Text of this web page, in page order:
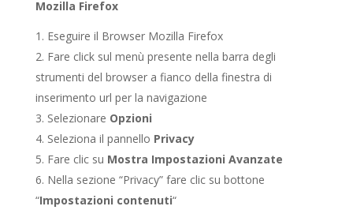
Mozilla Firefox
Eseguire il Browser Mozilla Firefox
Fare click sul menù presente nella barra degli
strumenti del browser a fianco della finestra di
inserimento url per la navigazione
Selezionare Opzioni
Seleziona il pannello Privacy
Fare clic su Mostra Impostazioni Avanzate
Nella sezione “Privacy” fare clic su bottone
“Impostazioni contenuti“